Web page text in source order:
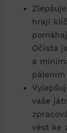
hrají
Očista
a
pálením
vaše
vést ke